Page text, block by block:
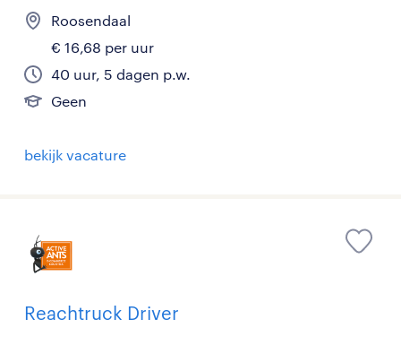
Roosendaal
€ 16,68 per uur
40 uur, 5 dagen p.w.
Geen
bekijk vacature
Reachtruck Driver